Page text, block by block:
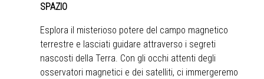
SPAZIO
Esplora il misterioso potere del campo magnetico
terrestre e lasciati guidare attraverso i segreti
nascosti della Terra. Con gli occhi attenti degli
osservatori magnetici e dei satelliti, ci immergeremo